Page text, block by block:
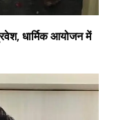
धार्मिक आयोजन में